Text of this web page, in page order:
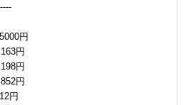
円
円
円
円
円